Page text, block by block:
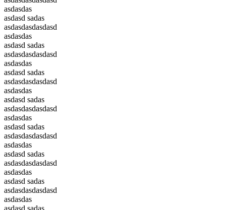
asdasdas
asdasd sadas
asdasdasdasdasd
asdasdas
asdasd sadas
asdasdasdasdasd
asdasdas
asdasd sadas
asdasdasdasdasd
asdasdas
asdasd sadas
asdasdasdasdasd
asdasdas
asdasd sadas
asdasdasdasdasd
asdasdas
asdasd sadas
asdasdasdasdasd
asdasdas
asdasd sadas
asdasdasdasdasd
asdasdas
asdasd sadas